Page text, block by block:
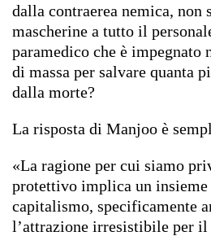
dalla contraerea nemica, non
mascherine a tutto il
paramedico che è impegnato
di massa per salvare quanta
dalla morte?
La risposta di Manjoo è
«La ragione per cui siamo
protettivo implica un
capitalismo, specificamente
l’attrazione irresistibile per il